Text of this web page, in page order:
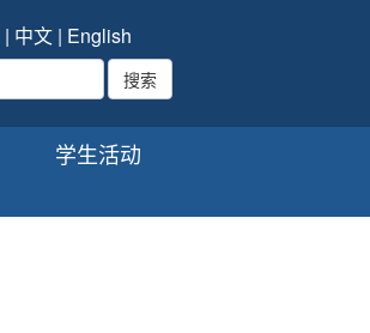
| 中文 | English
学生活动